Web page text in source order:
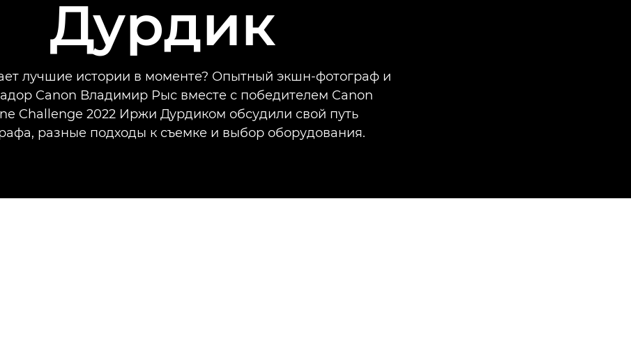
Дурдик
лучшие истории в моменте? Опытный экшн-фотограф и
Canon Владимир Рыс вместе с победителем Canon
Challenge 2022 Иржи Дурдиком обсудили свой путь
разные подходы к съемке и выбор оборудования.